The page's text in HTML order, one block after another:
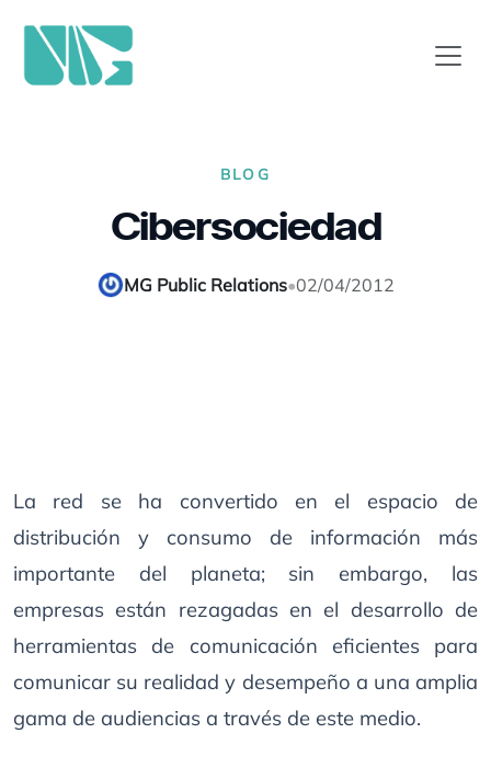
BLOG
Cibersociedad
MG Public Relations•02/04/2012
La red se ha convertido en el espacio de
distribución y consumo de información más
importante del planeta; sin embargo, las
empresas están rezagadas en el desarrollo de
herramientas de comunicación eficientes para
comunicar su realidad y desempeño a una amplia
gama de audiencias a través de este medio.